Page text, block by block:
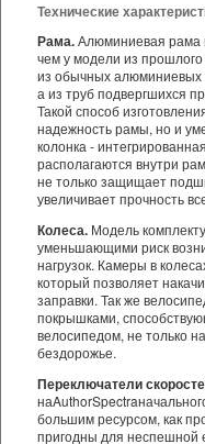
Технические
Рама.Алюминиевая рама
чем у модели из
из обычных алюминиевых
а из труб подвергшихся
Такой способ
надежность рамы, но и
колонка -
располагаются внутри
не только защищает
увеличивает прочность
Колеса. Модель
уменьшающими риск
нагрузок. Камеры в
который позволяет
заправки. Так же
покрышками,
велосипедом, не только
бездорожье.
Переключатели
наAuthorSpectra
большим ресурсом, как
пригодны для неспешной